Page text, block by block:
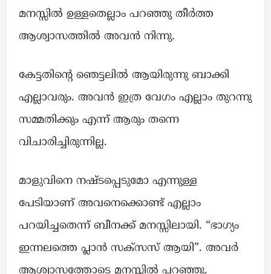
മനസ്സിൽ ഉള്ളതെല്ലാം പറഞ്ഞു തീർത്ത
ആശ്വാസത്തിൽ അവൻ നിന്നു.
കേട്ടതിന്റെ ഞെട്ടലിൽ ആയിരുന്നു ബാക്കി
എല്ലാവരും. അവൻ ഇത്ര വേഗം എല്ലാം തുറന്നു
സമ്മതിക്കും എന്ന് ആരും തന്നെ
വിചാരിച്ചിരുന്നില്ല.
മാളുവിനെ നഷ്ടപ്പെടുമോ എന്നുള്ള
പേടിയാണ് അവനെക്കൊണ്ട് എല്ലാം
പറയിച്ചതെന്ന് ബീനക്ക് മനസ്സിലായി. “ഭാഗ്യം
ഇന്നലത്തെ പ്ലാൻ സക്സസ് ആയി”. അവർ
ആശ്വാസത്തോടെ മനസ്സിൽ പറഞ്ഞു.